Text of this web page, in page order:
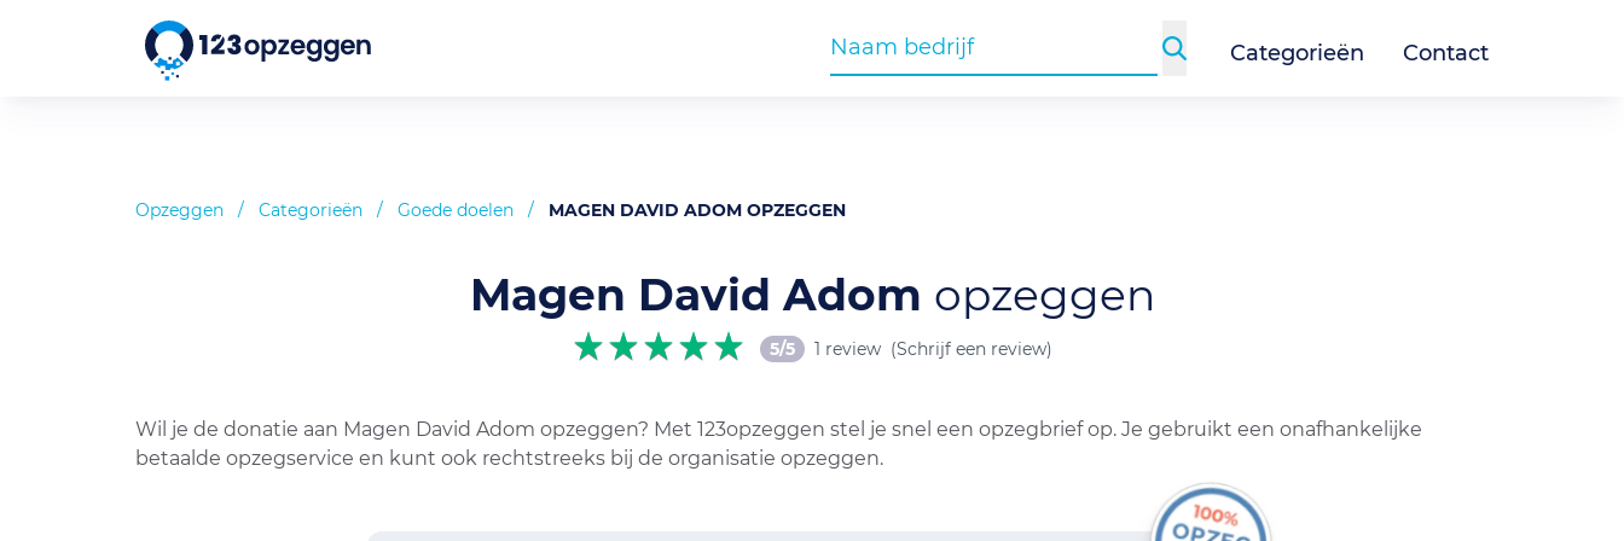
Categorieën Contact
Opzeggen / Categorieën / Goede doelen / MAGEN DAVID ADOM OPZEGGEN
Magen David Adom opzeggen
5/5 1 review (Schrijf een review)
Wil je de donatie aan Magen David Adom opzeggen? Met 123opzeggen stel je snel een opzegbrief op. Je gebruikt een onafhankelijke
betaalde opzegservice en kunt ook rechtstreeks bij de organisatie opzeggen.